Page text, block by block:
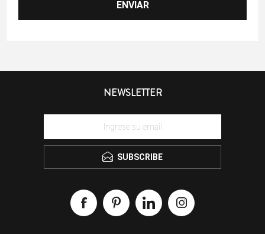
NEWSLETTER
SUBSCRIBE